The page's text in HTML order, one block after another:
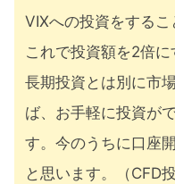
VIXへの投資をする
これで投資額を2倍に
長期投資とは別に市
ば、お手軽に投資が
す。今のうちに口座
と思います。（CFD